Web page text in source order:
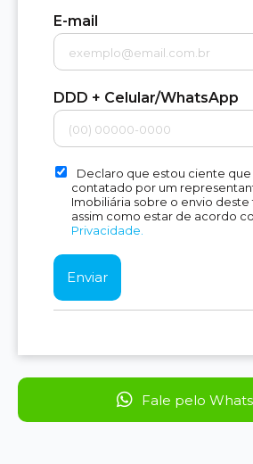
E-mail
DDD + Celular/WhatsApp
Declaro que estou ciente que
contatado por um
Imobiliária sobre o envio deste
assim como estar de acordo
Privacidade.
Fale pelo